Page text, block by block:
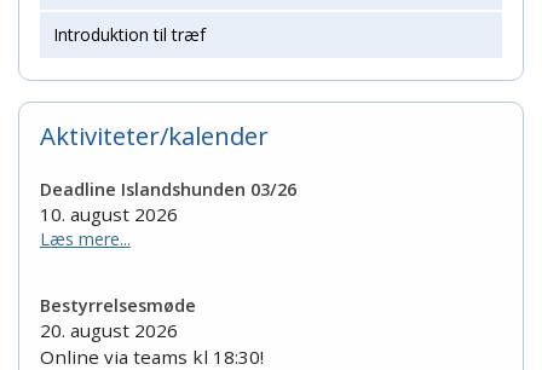
Introduktion til træf
Aktiviteter/kalender
Deadline Islandshunden 03/26
10. august 2026
Læs mere...
Bestyrrelsesmøde
20. august 2026
Online via teams kl 18:30!